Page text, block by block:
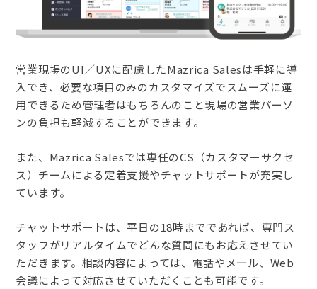
営業現場のUI／UXに配慮したMazrica Salesは手軽に導
入でき、必要な項目のみのカスタマイズでスムーズに運
用できるため管理者はもちろんのこと現場の営業パーソ
ンの負担も軽減することができます。
また、Mazrica Salesでは専任のCS（カスタマーサクセ
ス）チームによる 定着支援やチャットサポートが充実し
ています。
チャットサポートは、平日の18時までであれば、 専門ス
タッフがリアルタイムでどんな質問にもお応えさせてい
ただきます。相談内容によっては、電話やメール、Web
会議によって対応させていただくことも可能です。